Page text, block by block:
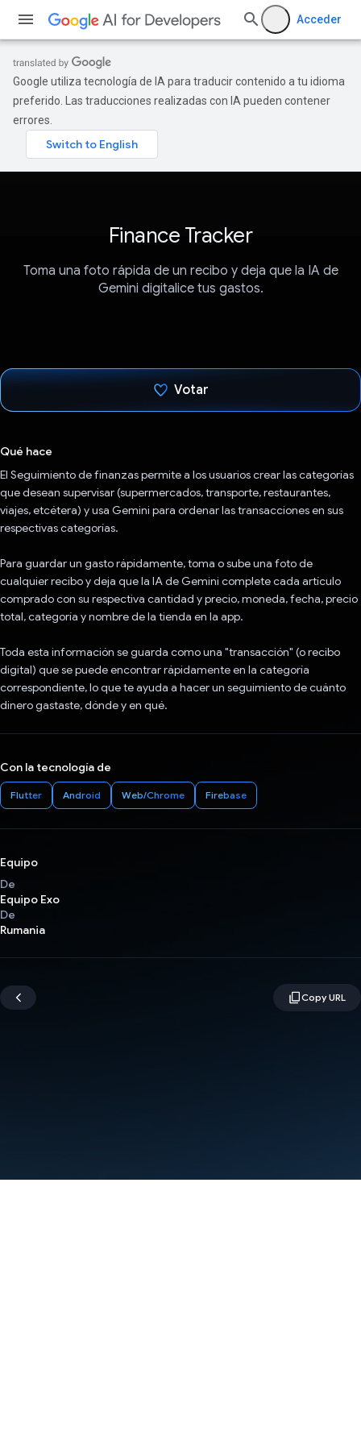
Acceder
Google utiliza tecnología de IA para traducir contenido a tu idioma
preferido. Las traducciones realizadas con IA pueden contener
errores.
Finance Tracker
Toma una foto rápida de un recibo y deja que la IA de
Gemini digitalice tus gastos.
Votar
Qué hace
El Seguimiento de finanzas permite a los usuarios crear las categorías
que desean supervisar (supermercados, transporte, restaurantes,
viajes, etcétera) y usa Gemini para ordenar las transacciones en sus
respectivas categorías.
Para guardar un gasto rápidamente, toma o sube una foto de
cualquier recibo y deja que la IA de Gemini complete cada artículo
comprado con su respectiva cantidad y precio, moneda, fecha, precio
total, categoría y nombre de la tienda en la app.
Toda esta información se guarda como una "transacción" (o recibo
digital) que se puede encontrar rápidamente en la categoría
correspondiente, lo que te ayuda a hacer un seguimiento de cuánto
dinero gastaste, dónde y en qué.
Con la tecnología de
Flutter Android Web/Chrome Firebase
Equipo
De
Equipo Exo
De
Rumania